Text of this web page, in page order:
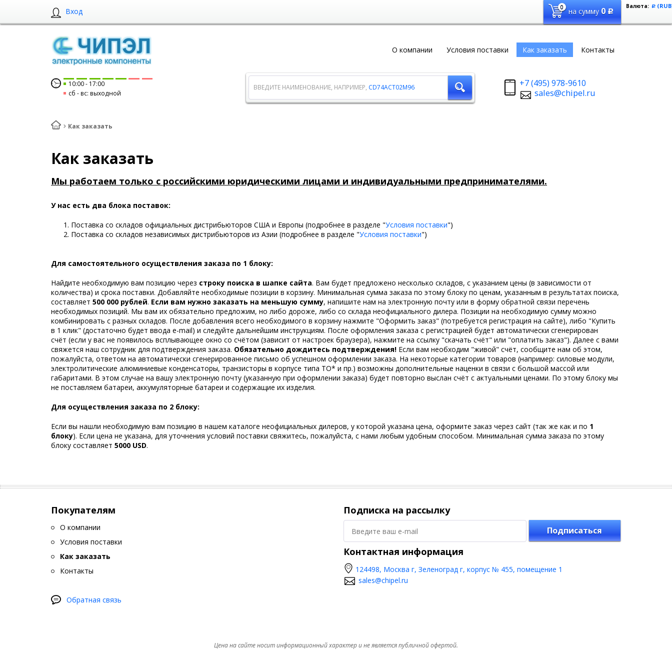
Вход 0 на сумму 0 Р
Валюта: Р
О компании Условия поставки Как заказать Контакты
10:00
17:00
сб
вс: выходной
+7 (495) 978-9610
sales@chipel.ru
ВВЕДИТЕ НАИМЕНОВАНИЕ, НАПРИМЕР, CD74ACT02M96
Как заказать
Как заказать
Мы работаем только с российскими юридическими лицами и индивидуальными предпринимателями.
У нас есть два блока поставок:
Поставка со складов официальных дистрибьюторов США и Европы (подробнее в разделе "Условия поставки")
Поставка со складов независимых дистрибьюторов из Азии (подробнее в разделе "Условия поставки")
Для самостоятельного осуществления заказа по 1 блоку:
Найдите необходимую вам позицию через строку поиска в шапке сайта. Вам будет предложено несколько складов, с указанием цены (в зависимости от
количества) и срока поставки. Добавляйте необходимые позиции в корзину. Минимальная сумма заказа по этому блоку по ценам, указанным в результатах поиска,
составляет 500 000 рублей. Если вам нужно заказать на меньшую сумму, напишите нам на электронную почту или в форму обратной связи перечень
необходимых позиций. Мы вам их обязательно предложим, но либо дороже, либо со склада неофициального дилера. Позиции на необходимую сумму можно
комбинировать с разных складов. После добавления всего необходимого в корзину нажмите "Оформить заказ" (потребуется регистрация на сайте), либо "Купить
в 1 клик" (достаточно будет ввода e-mail) и следуйте дальнейшим инструкциям. После оформления заказа с регистрацией будет автоматически сгенерирован
счёт (если у вас не появилось всплывающее окно со счётом (зависит от настроек браузера), нажмите на ссылку "скачать счёт" или "оплатить заказ"). Далее с вами
свяжется наш сотрудник для подтверждения заказа. Обязательно дождитесь подтверждения! Если вам необходим "живой" счёт, сообщите нам об этом,
пожалуйста, ответом на автоматически сгенерированное письмо об успешном оформлении заказа. На некоторые категории товаров (например: силовые модули,
электролитические алюминиевые конденсаторы, транзисторы в корпусе типа TO* и пр.) возможны дополнительные наценки в связи с большой массой или
габаритами. В этом случае на вашу электронную почту (указанную при оформлении заказа) будет повторно выслан счёт с актуальными ценами. По этому блоку мы
не поставляем батареи, аккумуляторные батареи и содержащие их изделия.
Для осуществления заказа по 2 блоку:
Если вы нашли необходимую вам позицию в нашем каталоге неофициальных дилеров, у которой указана цена, оформите заказ через сайт (так же как и по 1
блоку). Если цена не указана, для уточнения условий поставки свяжитесь, пожалуйста, с нами любым удобным способом. Минимальная сумма заказа по этому
блоку составляет 5000 USD.
Покупателям
О компании
Условия поставки
Как заказать
Контакты
Обратная связь
Подписка на рассылку
Подписаться
Контактная информация
124498, Москва г, Зеленоград г, корпус № 455, помещение 1
sales@chipel.ru
Цена на сайте носит информационный характер и не является публичной офертой.